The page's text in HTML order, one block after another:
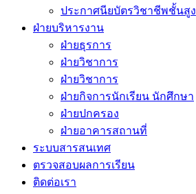
ประกาศนียบัตรวิชาชีพชั้นสูง
ฝ่ายบริหารงาน
ฝ่ายธุรการ
ฝ่ายวิชาการ
ฝ่ายวิชาการ
ฝ่ายกิจการนักเรียน นักศึกษา
ฝ่ายปกครอง
ฝ่ายอาคารสถานที่
ระบบสารสนเทศ
ตรวจสอบผลการเรียน
ติดต่อเรา